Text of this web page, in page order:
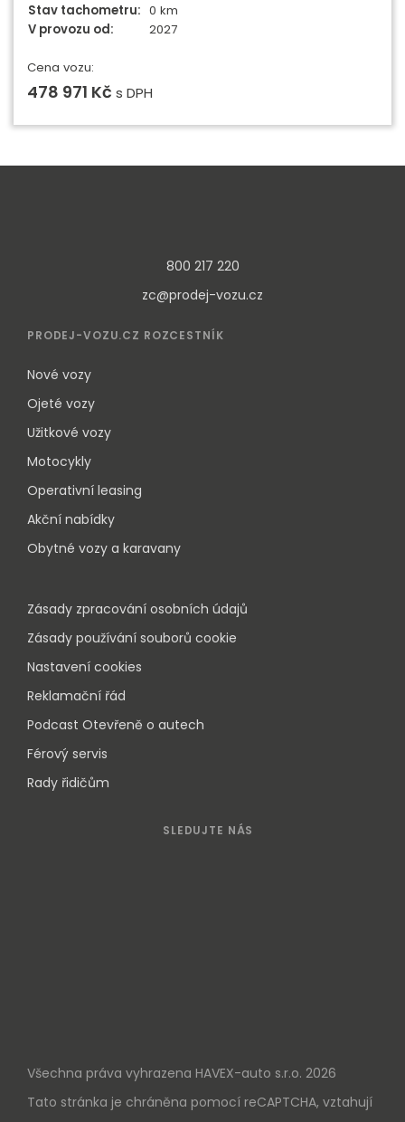
Stav tachometru: 0 km
V provozu od:
2027
Cena vozu:
478 971 Kč s DPH
800 217 220
zc@prodej-vozu.cz
PRODEJ-VOZU.CZ ROZCESTNÍK
Nové vozy
Ojeté vozy
Užitkové vozy
Motocykly
Operativní leasing
Akční nabídky
Obytné vozy a karavany
Zásady zpracování osobních údajů
Zásady používání souborů cookie
Nastavení cookies
Reklamační řád
Podcast Otevřeně o autech
Férový servis
Rady řidičům
SLEDUJTE NÁS
Všechna práva vyhrazena HAVEX-auto s.r.o. 2026
Tato stránka je chráněna pomocí reCAPTCHA, vztahují